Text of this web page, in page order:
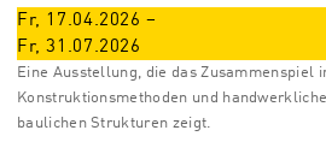
Fr, 17.04.2026 –
Fr, 31.07.2026
Eine Ausstellung, die das Zusammenspiel
Konstruktionsmethoden und
baulichen Strukturen zeigt.